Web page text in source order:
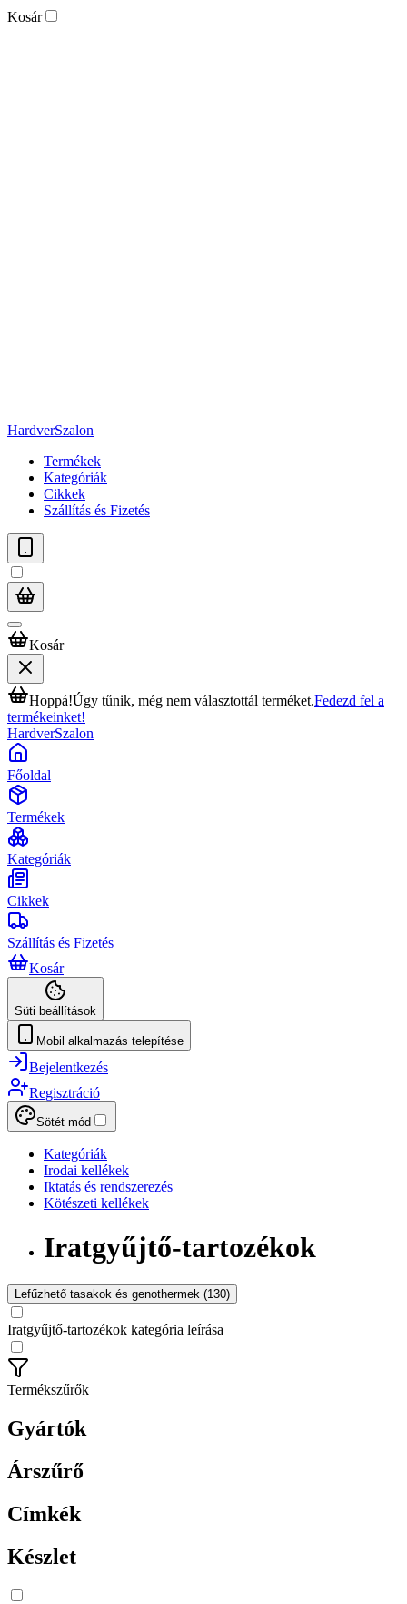
Kosár
HardverSzalon
Termékek
Kategóriák
Cikkek
Szállítás és Fizetés
Kosár
Hoppá!Úgy tűnik, még nem választottál terméket.Fedezd fel a
termékeinket!
HardverSzalon
Főoldal
Termékek
Kategóriák
Cikkek
Szállítás és Fizetés
Kosár
Süti beállítások
Mobil alkalmazás telepítése
Bejelentkezés
Regisztráció
Sötét mód
Kategóriák
Irodai kellékek
Iktatás és rendszerezés
Kötészeti kellékek
Iratgyűjtő-tartozékok
Lefűzhető tasakok és genothermek (130)
Iratgyűjtő-tartozékok kategória leírása
Termékszűrők
Gyártók
Árszűrő
Címkék
Készlet